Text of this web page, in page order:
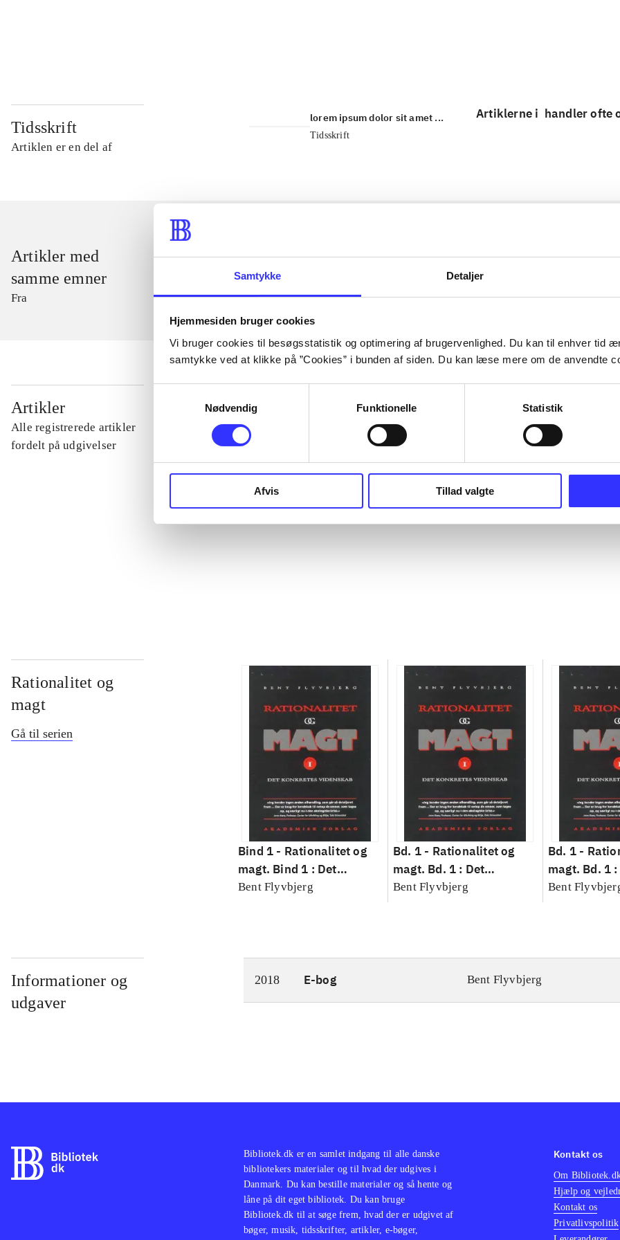
Samtykke Detaljer
Hjemmesiden bruger cookies
Vi bruger cookies til besøgsstatistik og optimering af brugervenlighed. Du kan til enhver tid
samtykke ved at klikke på ”Cookies” i bunden af siden. Du kan læse mere om de anvendte
Nødvendig
Funktionelle Statistik
Afvis Tillad valgte
Tidsskrift
Artiklen er en del af
lorem ipsum dolor sit amet ...
Tidsskrift
Artiklerne i handler ofte
Artikler med
samme emner
Fra
Artikler
Alle registrerede artikler
fordelt på udgivelser
...
Rationalitet og
magt
Gå til serien
Bind 1 - Rationalitet og
magt. Bind 1 : Det
konkretes videnskab
Bent Flyvbjerg
Bd. 1 - Rationalitet og
magt. Bd. 1 : Det
konkretes videnskab
Bent Flyvbjerg
Bd. 1 -
magt. Bd. 1
konkretes
Bent
Informationer og
udgaver
2018 E-bog Bent Flyvbjerg
Bibliotek.dk er en samlet indgang til alle danske
bibliotekers materialer og til hvad der udgives i
Danmark. Du kan bestille materialer og så hente og
låne på dit eget bibliotek. Du kan bruge
Bibliotek.dk til at søge frem, hvad der er udgivet af
bøger, musik, tidsskrifter, artikler, e-bøger,
Kontakt os
Om
Hjælp og
Kontakt os
Privatlivspolitik